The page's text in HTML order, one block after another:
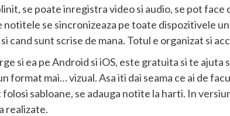
se poate inregistra video si audio, se pot face
notitele se sincronizeaza pe toate dispozitivele
cand sunt scrise de mana. Totul e organizat si
si ea pe Android si iOS, este gratuita si te ajuta
format mai… vizual. Asa iti dai seama ce ai de
sabloane, se adauga notite la harti. In
realizate.